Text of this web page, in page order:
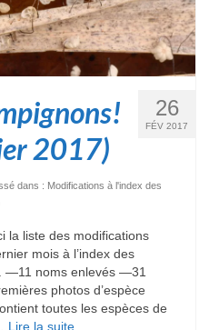
26
FÉV 2017
2017)
dans : Modifications à l'index des
la liste des modifications
mois à l’index des
—11 noms enlevés —31
photos d’espèce
toutes les espèces de
Lire la suite­­